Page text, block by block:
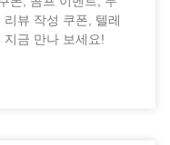
뷰 작성 쿠폰, 텔레
금 만나 보세요!